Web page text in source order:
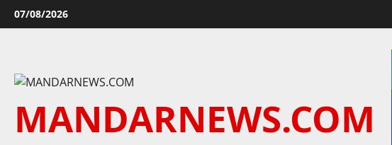
Skip
to
07/08/2026
MANDARNEWS.COM